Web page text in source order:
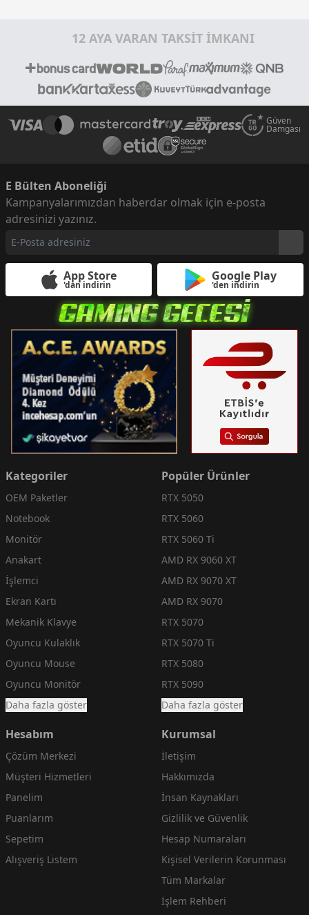
12 AYA VARAN TAKSİT İMKANI
Güven
Damgası
E Bülten Aboneliği
Kampanyalarımızdan haberdar olmak için e-posta
adresinizi yazınız.
App Store
'dan indirin
Google Play
'den indirin
Kategoriler
OEM Paketler
Notebook
Monitör
Anakart
İşlemci
Ekran Kartı
Mekanik Klavye
Oyuncu Kulaklık
Oyuncu Mouse
Oyuncu Monitör
Daha fazla göster
Popüler Ürünler
RTX 5050
RTX 5060
RTX 5060 Ti
AMD RX 9060 XT
AMD RX 9070 XT
AMD RX 9070
RTX 5070
RTX 5070 Ti
RTX 5080
RTX 5090
Daha fazla göster
Hesabım
Çözüm Merkezi
Müşteri Hizmetleri
Panelim
Puanlarım
Sepetim
Alışveriş Listem
Kurumsal
İletişim
Hakkımızda
İnsan Kaynakları
Gizlilik ve Güvenlik
Hesap Numaraları
Kişisel Verilerin Korunması
Tüm Markalar
İşlem Rehberi